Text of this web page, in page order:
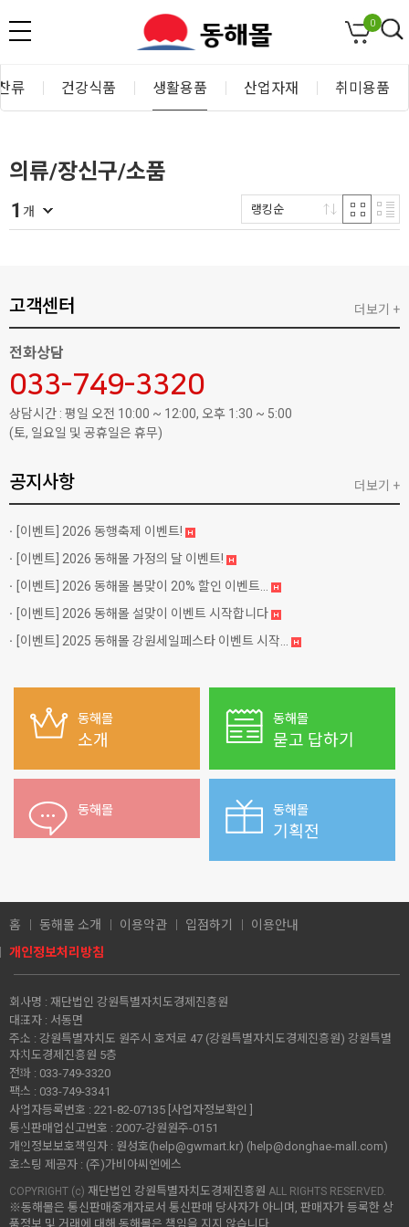
0
류 건강식품 생활용품 산업자재 취미용품
의류/장신구/소품
1 개 랭킹순
고객센터
전화상담
033-749-3320
상담시간 : 평일 오전 10:00 ~ 12:00, 오후 1:30 ~ 5:00
(토, 일요일 및 공휴일은 휴무)
더보기 +
공지사항
[이벤트] 2026 동행축제 이벤트!
[이벤트] 2026 동해몰 가정의 달 이벤트!
[이벤트] 2026 동해몰 봄맞이 20% 할인 이벤트...
[이벤트] 2026 동해몰 설맞이 이벤트 시작합니다
[이벤트] 2025 동해몰 강원세일페스타 이벤트 시작...
더보기 +
동해몰
소개
동해몰
묻고 답하기
동해몰 동해몰
기획전
홈 동해몰 소개 이용약관 입점하기
이용안내
개인정보처리방침
회사명 : 재단법인 강원특별자치도경제진흥원
대표자 : 서동면
주소 : 강원특별자치도 원주시 호저로 47 (강원특별자치도경제진흥원) 강원특별
자치도경제진흥원 5층
전화 : 033-749-3320
팩스 : 033-749-3341
사업자등록번호 : 221-82-07135 [사업자정보확인 ]
통신판매업신고번호 : 2007-강원원주-0151
개인정보보호책임자 : 원성호(help@gwmart.kr) (help@donghae-mall.com)
호스팅 제공자 : (주)가비아씨엔에스
COPYRIGHT (c) 재단법인 강원특별자치도경제진흥원 ALL RIGHTS RESERVED.
※동해몰은 통신판매중개자로서 통신판매 당사자가 아니며, 판매자가 등록한 상
품정보 및 거래에 대해 동해몰은 책임을 지지 않습니다.